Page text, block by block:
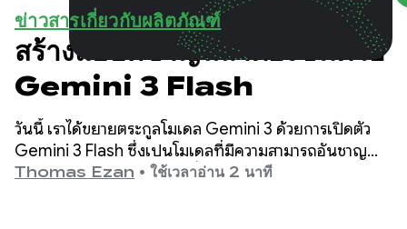
ข่าวสารเกี่ยวกับผลิตภัณฑ์
สร้างแอปที่ชาญฉลาดยิ่งขึ้นด้วย
Gemini 3 Flash
วันนี้ เราได้ขยายตระกูลโมเดล Gemini 3 ด้วยการเปิดตัว
Gemini 3 Flash ซึ่งเป็นโมเดลที่มีความสามารถอันชาญ
ฉลาดระดับแนวหน้าซึ่งสร้างขึ้นเพื่อเน้นความรวดเร็วในราคา
Thomas Ezan • ใช้เวลาอ่าน 2 นาที